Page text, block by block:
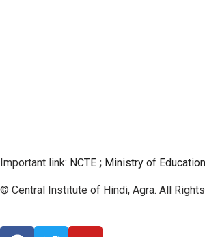
Important link: NCTE ; Ministry of Education
© Central Institute of Hindi, Agra. All